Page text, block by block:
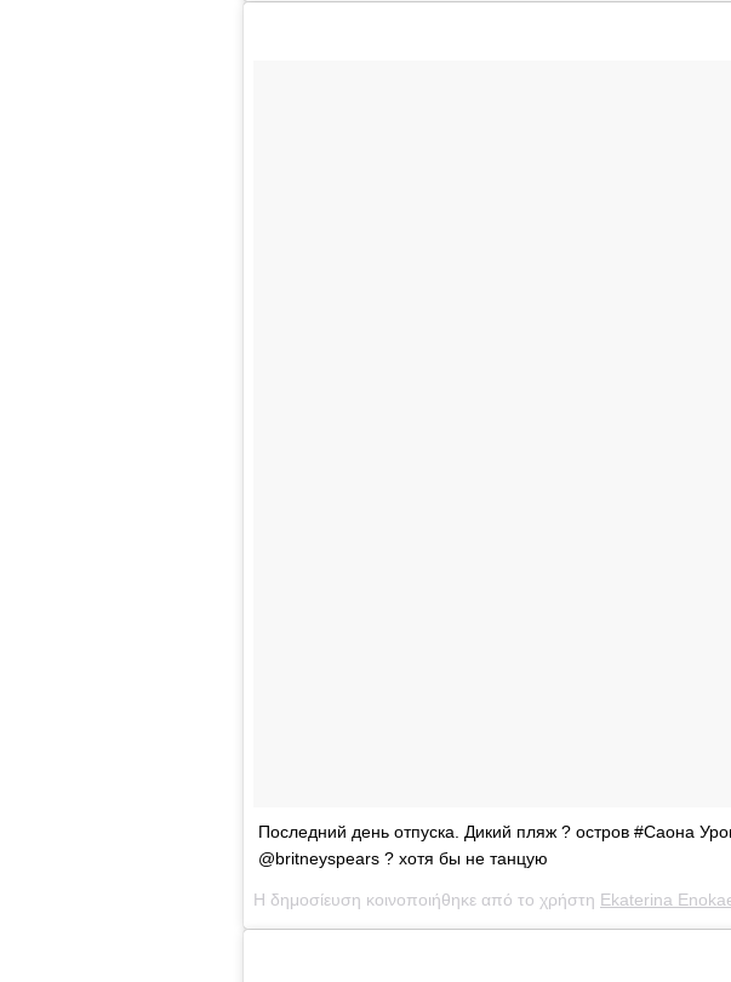
Последний день отпуска. Дикий пляж ? остров #Саона
@britneyspears ? хотя бы не танцую
Η δημοσίευση κοινοποιήθηκε από το χρήστη Ekaterina